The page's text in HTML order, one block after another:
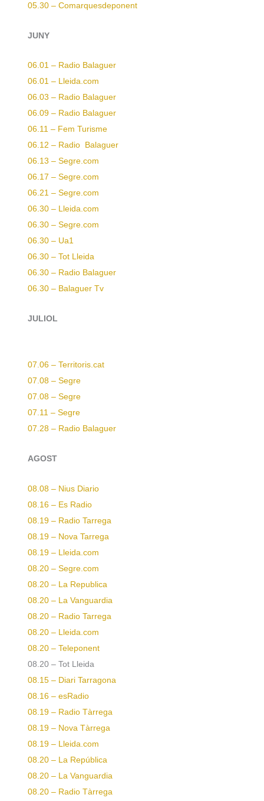
05.30 – Comarquesdeponent
JUNY
06.01 – Radio Balaguer
06.01 – Lleida.com
06.03 – Radio Balaguer
06.09 – Radio Balaguer
06.11 – Fem Turisme
06.12 – Radio Balaguer
06.13 – Segre.com
06.17 – Segre.com
06.21 – Segre.com
06.30 – Lleida.com
06.30 – Segre.com
06.30 – Ua1
06.30 – Tot Lleida
06.30 – Radio Balaguer
06.30 – Balaguer Tv
JULIOL
07.06 – Territoris.cat
07.08 – Segre
07.08 – Segre
07.11 – Segre
07.28 – Radio Balaguer
AGOST
08.08 – Nius Diario
08.16 – Es Radio
08.19 – Radio Tarrega
08.19 – Nova Tarrega
08.19 – Lleida.com
08.20 – Segre.com
08.20 – La Republica
08.20 – La Vanguardia
08.20 – Radio Tarrega
08.20 – Lleida.com
08.20 – Teleponent
08.20 – Tot Lleida
08.15 – Diari Tarragona
08.16 – esRadio
08.19 – Radio Tàrrega
08.19 – Nova Tàrrega
08.19 – Lleida.com
08.20 – La República
08.20 – La Vanguardia
08.20 – Radio Tàrrega